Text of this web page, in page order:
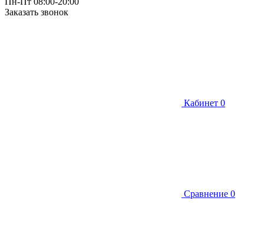
Заказать звонок
Кабинет 0
Сравнение 0